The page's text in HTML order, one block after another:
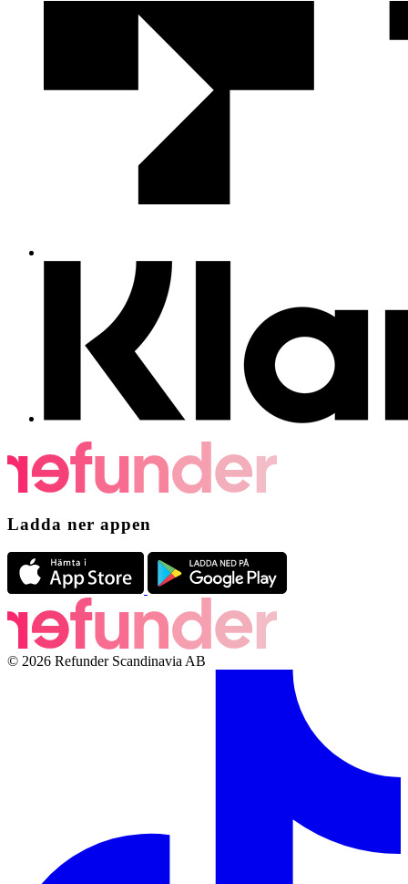
Ladda ner appen
© 2026 Refunder Scandinavia AB